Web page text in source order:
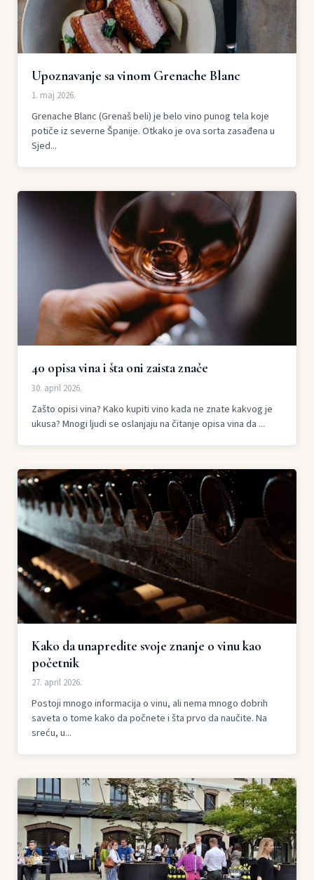
Upoznavanje sa vinom Grenache Blanc
1. maj 2026.
Grenache Blanc (Grenaš beli) je belo vino punog tela koje
potiče iz severne Španije. Otkako je ova sorta zasađena u
Sjed...
40 opisa vina i šta oni zaista znače
30. april 2026.
Zašto opisi vina? Kako kupiti vino kada ne znate kakvog je
ukusa? Mnogi ljudi se oslanjaju na čitanje opisa vina da ...
Kako da unapredite svoje znanje o vinu kao
početnik
27. april 2026.
Postoji mnogo informacija o vinu, ali nema mnogo dobrih
saveta o tome kako da počnete i šta prvo da naučite. Na
sreću, u...